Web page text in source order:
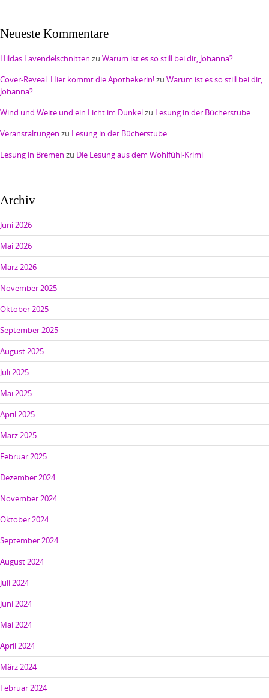
Neueste Kommentare
Hildas Lavendelschnitten zu Warum ist es so still bei dir, Johanna?
Cover-Reveal: Hier kommt die Apothekerin!zu Warum ist es so still bei dir,
Johanna?
Wind und Weite und ein Licht im Dunkelzu Lesung in der Bücherstube
Veranstaltungen zu Lesung in der Bücherstube
Lesung in Bremen zu Die Lesung aus dem Wohlfühl-Krimi
Archiv
Juni 2026
Mai 2026
März 2026
November 2025
Oktober 2025
September 2025
August 2025
Juli 2025
Mai 2025
April 2025
März 2025
Februar 2025
Dezember 2024
November 2024
Oktober 2024
September 2024
August 2024
Juli 2024
Juni 2024
Mai 2024
April 2024
März 2024
Februar 2024